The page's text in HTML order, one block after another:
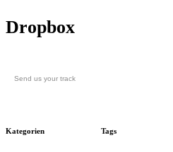
Dropbox
Send us your track
Kategorien Tags